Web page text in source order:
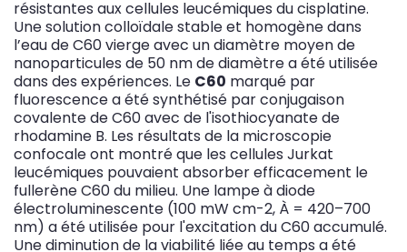
résistantes aux cellules leucémiques du cisplatine.
Une solution colloïdale stable et homogène dans
l’eau de C60 vierge avec un diamètre moyen de
nanoparticules de 50 nm de diamètre a été utilisée
dans des expériences. Le C60 marqué par
fluorescence a été synthétisé par conjugaison
covalente de C60 avec de l'isothiocyanate de
rhodamine B. Les résultats de la microscopie
confocale ont montré que les cellules Jurkat
leucémiques pouvaient absorber efficacement le
fullerène C60 du milieu. Une lampe à diode
électroluminescente (100 mW cm-2, À = 420–700
nm) a été utilisée pour l'excitation du C60 accumulé.
Une diminution de la viabilité liée au temps a été